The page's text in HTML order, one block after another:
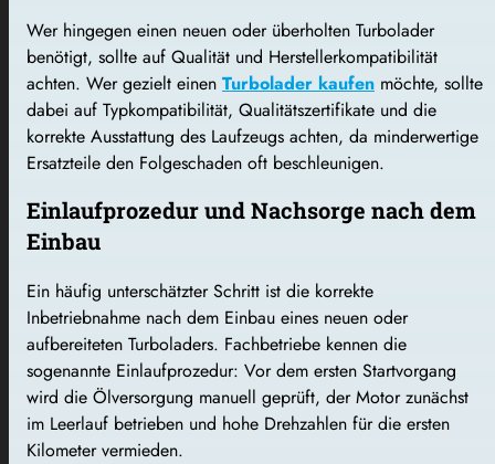
Wer hingegen einen neuen oder überholten Turbolader
benötigt, sollte auf Qualität und Herstellerkompatibilität
achten. Wer gezielt einen Turbolader kaufen möchte, sollte
dabei auf Typkompatibilität, Qualitätszertifikate und die
korrekte Ausstattung des Laufzeugs achten, da minderwertige
Ersatzteile den Folgeschaden oft beschleunigen.
Einlaufprozedur und Nachsorge nach dem
Einbau
Ein häufig unterschätzter Schritt ist die korrekte
Inbetriebnahme nach dem Einbau eines neuen oder
aufbereiteten Turboladers. Fachbetriebe kennen die
sogenannte Einlaufprozedur: Vor dem ersten Startvorgang
wird die Ölversorgung manuell geprüft, der Motor zunächst
im Leerlauf betrieben und hohe Drehzahlen für die ersten
Kilometer vermieden.